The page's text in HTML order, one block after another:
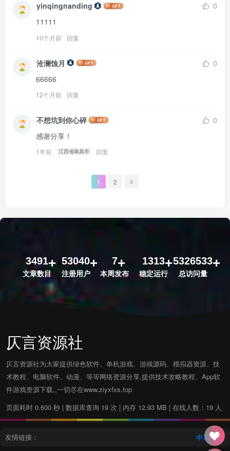
yinqingnanding
0
11111
10个月前 回复
沧澜蚀月
0
66666
12个月前 回复
不想坑到你心碎
0
感谢分享！
1年前 江西省南昌市 回复
1 2
3491
文章数目
53040
注册用户
7
本周发布
1313
稳定运行
5326533
总访问量
仄言资源社
仄言资源社为大家提供绿色软件、单机游戏、游戏源码、模拟器资源、技
术教程、电脑软件、动漫、等等网络资源分享,提供技术攻略教程、App软
件游戏资源下载,,一切尽在www.ziyxfxs.top
页面耗时 0.600 秒 | 数据库查询 19 次 | 内存 12.93 MB | 在线人数：19 人
友情链接： 申请友链